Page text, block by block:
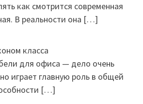
как смотрится современная
В реальности она […]
класса
для офиса — дело очень
играет главную роль в общей
[…]